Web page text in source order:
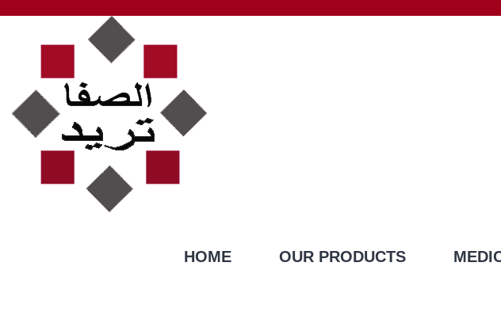
HOME OUR PRODUCTS